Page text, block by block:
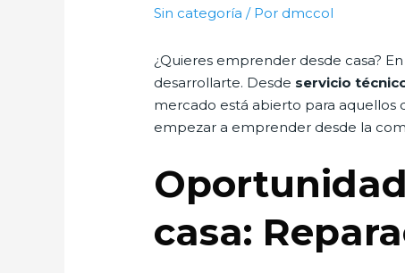
Sin categoría / Por dmccol
¿Quieres emprender desde casa?
desarrollarte. Desde servicio
mercado está abierto para
empezar a emprender desde la
casa: